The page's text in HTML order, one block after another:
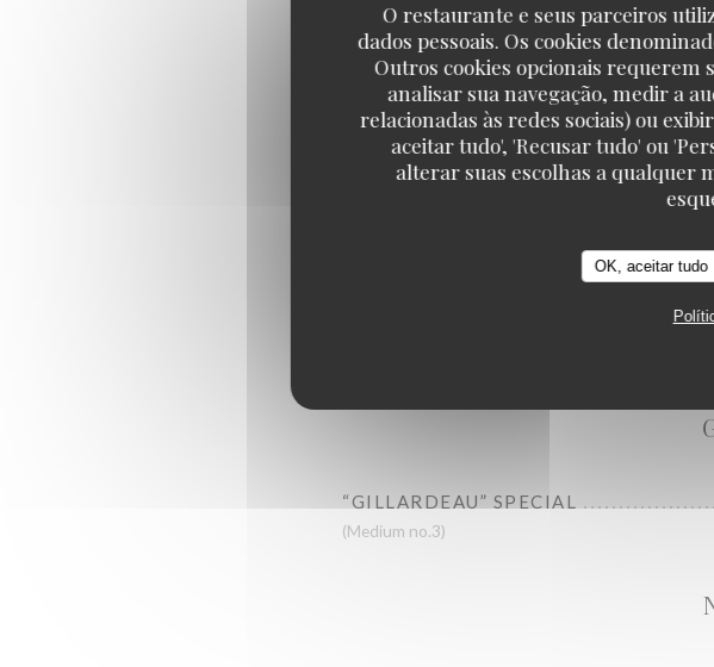
O restaurante e seus parceiros
dados pessoais. Os cookies
Outros cookies opcionais requerem
analisar sua navegação, medir a
relacionadas às redes sociais) ou
aceitar tudo', 'Recusar tudo' ou
alterar suas escolhas a qualquer
OK, aceitar tudo
“CADORET” BELON
Large
“GILLARDEAU” SPECIAL
(Medium no.3)